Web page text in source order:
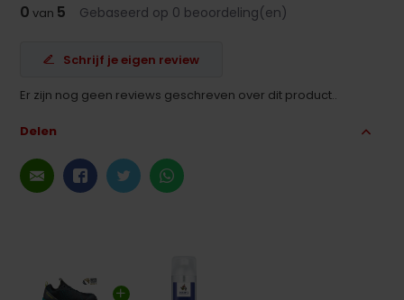
0 van 5 Gebaseerd op 0 beoordeling(en)
Schrijf je eigen review
Er zijn nog geen reviews geschreven over dit product..
Delen